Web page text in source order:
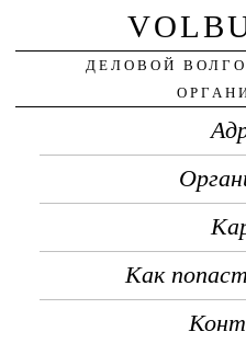
ДЕЛОВОЙ
Как